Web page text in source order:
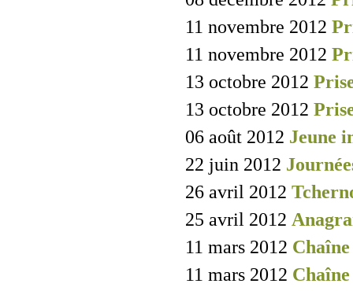
11 novembre 2012
11 novembre 2012
13 octobre 2012
13 octobre 2012
06 août 2012 Jeune
22 juin 2012
26 avril 2012
25 avril 2012
11 mars 2012
11 mars 2012